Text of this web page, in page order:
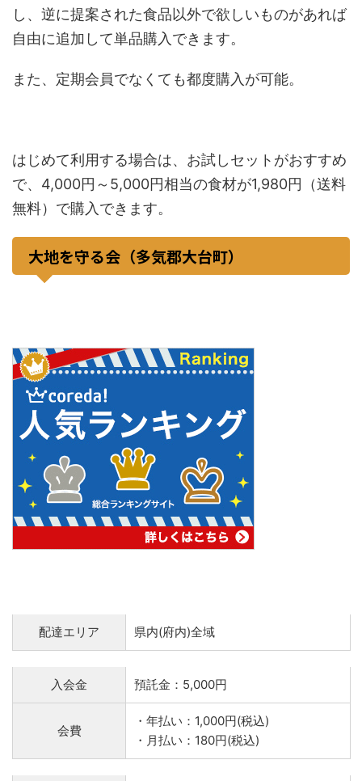
し、逆に提案された食品以外で欲しいものがあれば
自由に追加して単品購入できます。
また、定期会員でなくても都度購入が可能。
はじめて利用する場合は、お試しセットがおすすめ
で、4,000円～5,000円相当の食材が1,980円（送料
無料）で購入できます。
大地を守る会（多気郡大台町）
配達エリア 県内(府内)全域
入会金 預託金：5,000円
会費
・年払い：1,000円(税込)
・月払い：180円(税込)